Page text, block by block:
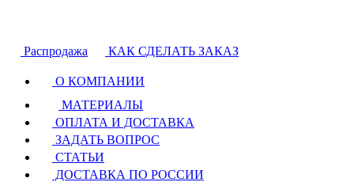
Распродажа КАК СДЕЛАТЬ ЗАКАЗ
О КОМПАНИИ
МАТЕРИАЛЫ
ОПЛАТА И ДОСТАВКА
ЗАДАТЬ ВОПРОС
СТАТЬИ
ДОСТАВКА ПО РОССИИ